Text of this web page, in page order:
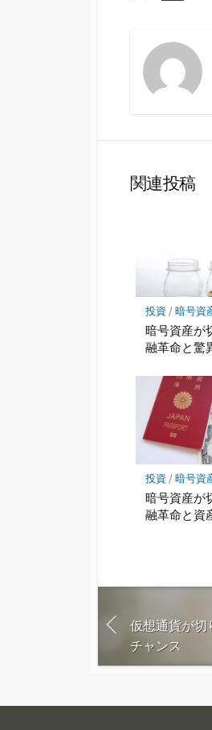
関連投稿
投資 /暗号資
暗号資産が
融革命と驚
投資 /暗号資
暗号資産が
融革命と資
仮想通貨が切
チャンス